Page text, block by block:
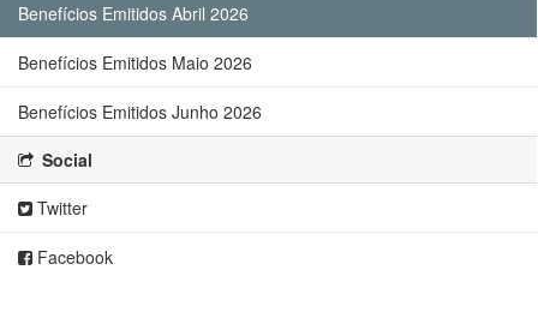
Benefícios Emitidos Abril 2026
Benefícios Emitidos Maio 2026
Benefícios Emitidos Junho 2026
Social
Twitter
Facebook